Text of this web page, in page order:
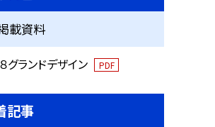
載資料
グランドデザイン PDF
記事